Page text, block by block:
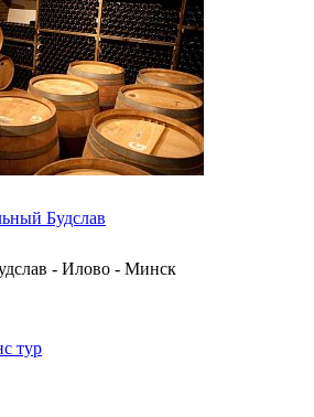
Будслав
- Илово - Минск
тур